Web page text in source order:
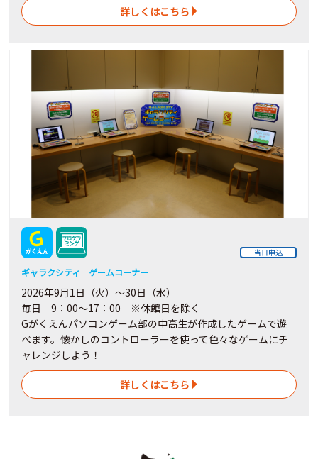
詳しくはこちら
当日申込
ギャラクシティ ゲームコーナー
2026年9月1日（火）～30日（水）
毎日 9：00～17：00 ※休館日を除く
Gがくえんパソコンゲーム部の中高生が作成したゲームで遊
べます。懐かしのコントローラーを使って色々なゲームにチ
ャレンジしよう！
詳しくはこちら